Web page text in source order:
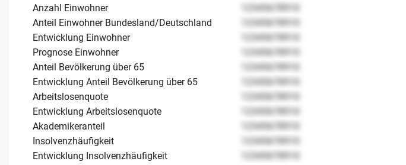
Anzahl Einwohner
12345678910
Anteil Einwohner Bundesland/Deutschland
12345678910
Entwicklung Einwohner
12345678910
Prognose Einwohner
12345678910
Anteil Bevölkerung über 65
12345678910
Entwicklung Anteil Bevölkerung über 65
12345678910
Arbeitslosenquote
12345678910
Entwicklung Arbeitslosenquote
12345678910
Akademikeranteil
12345678910
Insolvenzhäufigkeit
12345678910
Entwicklung Insolvenzhäufigkeit
12345678910